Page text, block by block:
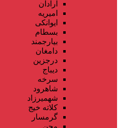
آرادان
امیریه
ایوانکی
بسطام
بیارجمند
دامغان
درجزین
دیباج
سرخه
شاهرود
شهمیرزاد
کلاته خیج
گرمسار
مجن